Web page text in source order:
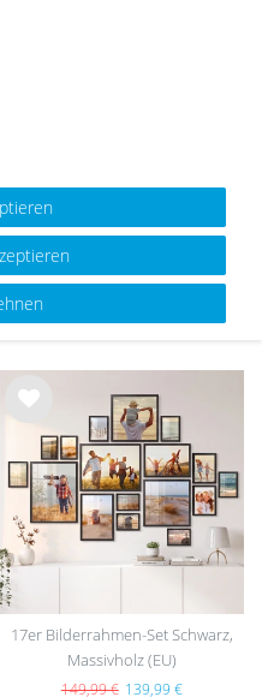
Wu
hlist
e
17er Bilderrahmen-Set Schwarz,
Massivholz (EU)
149,99 € 139,99 €